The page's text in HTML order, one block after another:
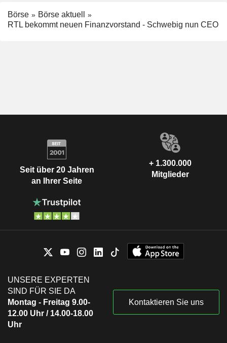
Börse
Börse aktuell
RTL bekommt neuen Finanzvorstand - Schwebig nun CEO
Seit über 20 Jahren
an Ihrer Seite
+ 1.300.000
Mitglieder
UNSERE EXPERTEN
SIND FÜR SIE DA
Montag - Freitag 9.00-
12.00 Uhr / 14.00-18.00
Uhr
Kontaktieren Sie uns